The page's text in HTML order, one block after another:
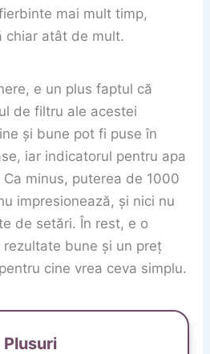
mai mult timp,
chiar atât de mult.
e un plus faptul că
de filtru ale acestei
și bune pot fi puse în
iar indicatorul pentru apa
minus, puterea de 1000
impresionează, și nici nu
de setări. În rest, e o
bune și un preț
cine vrea ceva simplu.
Plusuri